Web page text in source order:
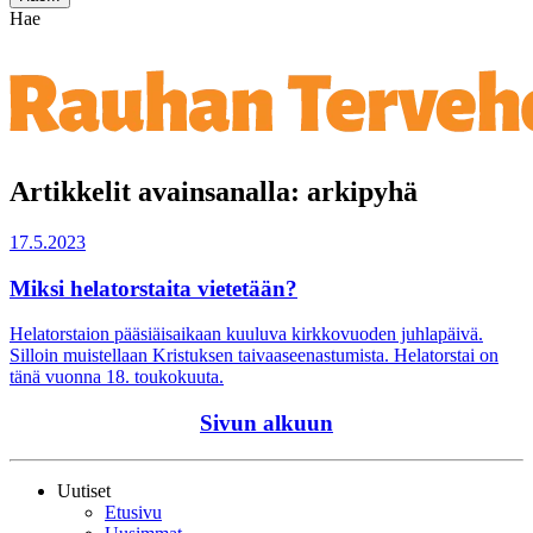
Hae
Artikkelit avainsanalla: arkipyhä
17.5.2023
Miksi helatorstaita vietetään?
Helatorstaion pääsiäisaikaan kuuluva kirkkovuoden juhlapäivä.
Silloin muistellaan Kristuksen taivaaseenastumista. Helatorstai on
tänä vuonna 18. toukokuuta.
Sivun alkuun
Uutiset
Etusivu